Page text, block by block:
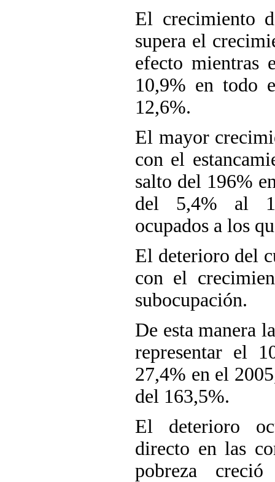
El crecimiento
supera el
efecto mientras
10,9% en todo
12,6%.
El mayor
con el
salto del 196%
del 5,4% al
ocupados a los
El deterioro del
con el
subocupación.
De esta manera
representar el
27,4% en el
del 163,5%.
El deterioro
directo en las
pobreza